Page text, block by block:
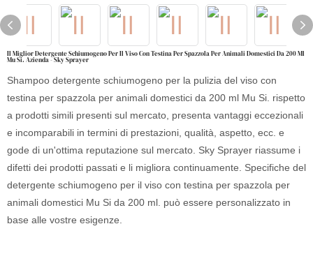
Il Miglior Detergente Schiumogeno Per Il Viso Con Testina Per Spazzola Per Animali Domestici Da 200 Ml
Mu Si. Azienda - Sky Sprayer
Shampoo detergente schiumogeno per la pulizia del viso con
testina per spazzola per animali domestici da 200 ml Mu Si. rispetto
a prodotti simili presenti sul mercato, presenta vantaggi eccezionali
e incomparabili in termini di prestazioni, qualità, aspetto, ecc. e
gode di un'ottima reputazione sul mercato. Sky Sprayer riassume i
difetti dei prodotti passati e li migliora continuamente. Specifiche del
detergente schiumogeno per il viso con testina per spazzola per
animali domestici Mu Si da 200 ml. può essere personalizzato in
base alle vostre esigenze.